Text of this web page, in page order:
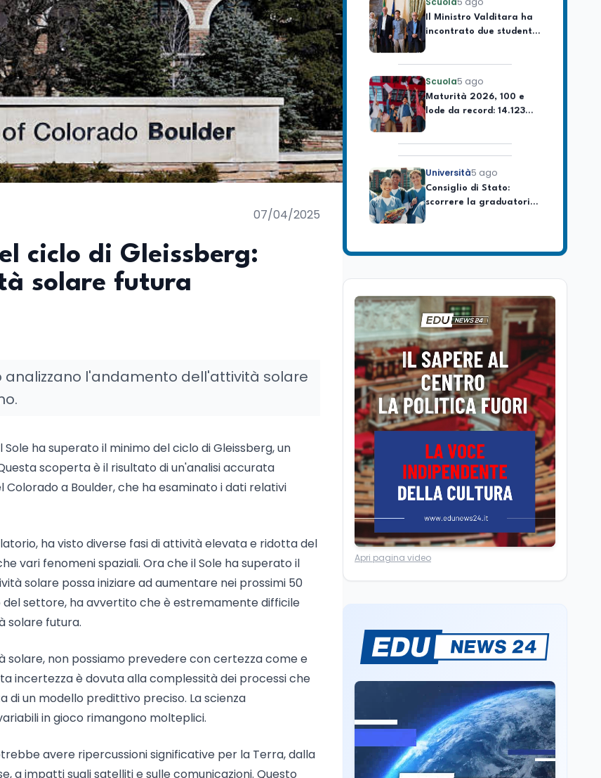
07/04/2025
ciclo di Gleissberg:
solare futura
analizzano l'andamento dell'attività solare
ha superato il minimo del ciclo di Gleissberg, un
scoperta è il risultato di un'analisi accurata
a Boulder, che ha esaminato i dati relativi
ha visto diverse fasi di attività elevata e ridotta del
vari fenomeni spaziali. Ora che il Sole ha superato il
solare possa iniziare ad aumentare nei prossimi 50
settore, ha avvertito che è estremamente difficile
solare futura.
solare, non possiamo prevedere con certezza come e
incertezza è dovuta alla complessità dei processi che
un modello predittivo preciso. La scienza
in gioco rimangono molteplici.
avere ripercussioni significative per la Terra, dalla
a impatti sugli satelliti e sulle comunicazioni. Questo
Il Ministro Valditara ha
incontrato due studenti
palestinesi giunti da
Scuola5 ago
Maturità 2026, 100 e
lode da record: 14.123
diplomi con voto
Università5 ago
Consiglio di Stato:
scorrere la graduatoria
per i 500 posti vacanti
Volontariato, firmata
Ministero del Lavoro e
CSVnet ETS
Scuola5 ago
Il Ministro della Pa
Zangrillo in Parlamento:
"12 miliardi per l'edilizia
e la sicurezza delle
scuole con risorse Pnrr"
Scuola5 ago
Il Ministro Valditara ha
incontrato due studenti
Gaza che hanno
superato la Maturità in
Italia
Scuola 5 ago
Maturità 2026, 100 e
diplomi con voto
massimo
Università
Lavoro5 ago
Volontariato, firmata
l’intesa triennale tra
CSVnet ETS
Scuola5 ago
Il Ministro della Pa
Zangrillo in Parlamento:
"12 miliardi per l'edilizia
e la sicurezza delle
Apri pagina video